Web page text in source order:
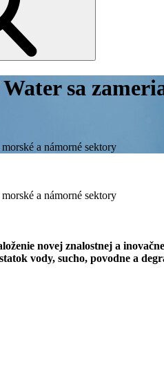
sa
a námorné sektory
a námorné sektory
novej znalostnej a
vody, sucho, povodne a